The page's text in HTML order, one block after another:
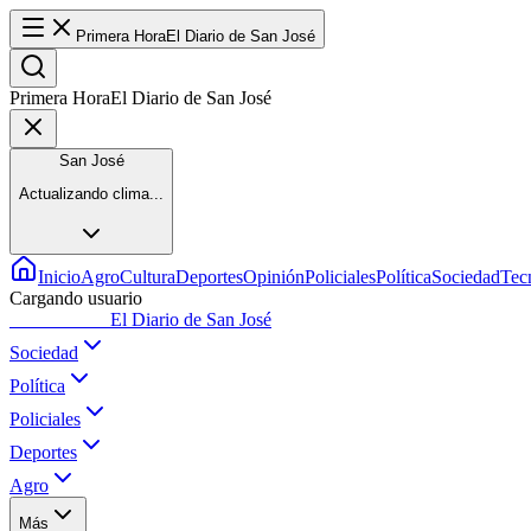
Primera HoraEl Diario de San José
Primera HoraEl Diario de San José
San José
Actualizando clima...
InicioAgroCulturaDeportesOpiniónPolicialesPolíticaSociedad
Cargando usuario
El Diario de San José
Sociedad
Política
Policiales
Deportes
Agro
Más